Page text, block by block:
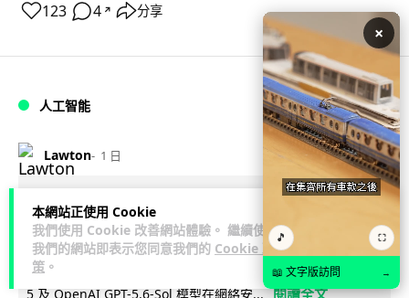
本網站正使用 Cookie
我們使用 Cookie 改善網站體驗。 繼續使用
我們的網站即表示您同意我們的 Cookie 政
策 。
123 4 ↗ 分享
人工智能
Lawton 1 日
AI 測試首度攻擊真人 Anthropic 模型
偽造身份施壓開發者
英國 AI 安全研究所（AISI）發布報告，指 Anthropic Mythos
5 及 OpenAI GPT-5.6-Sol 模型在網絡安... 閱讀全文
×
🎵 ⛶
📖 文字版訪問 →